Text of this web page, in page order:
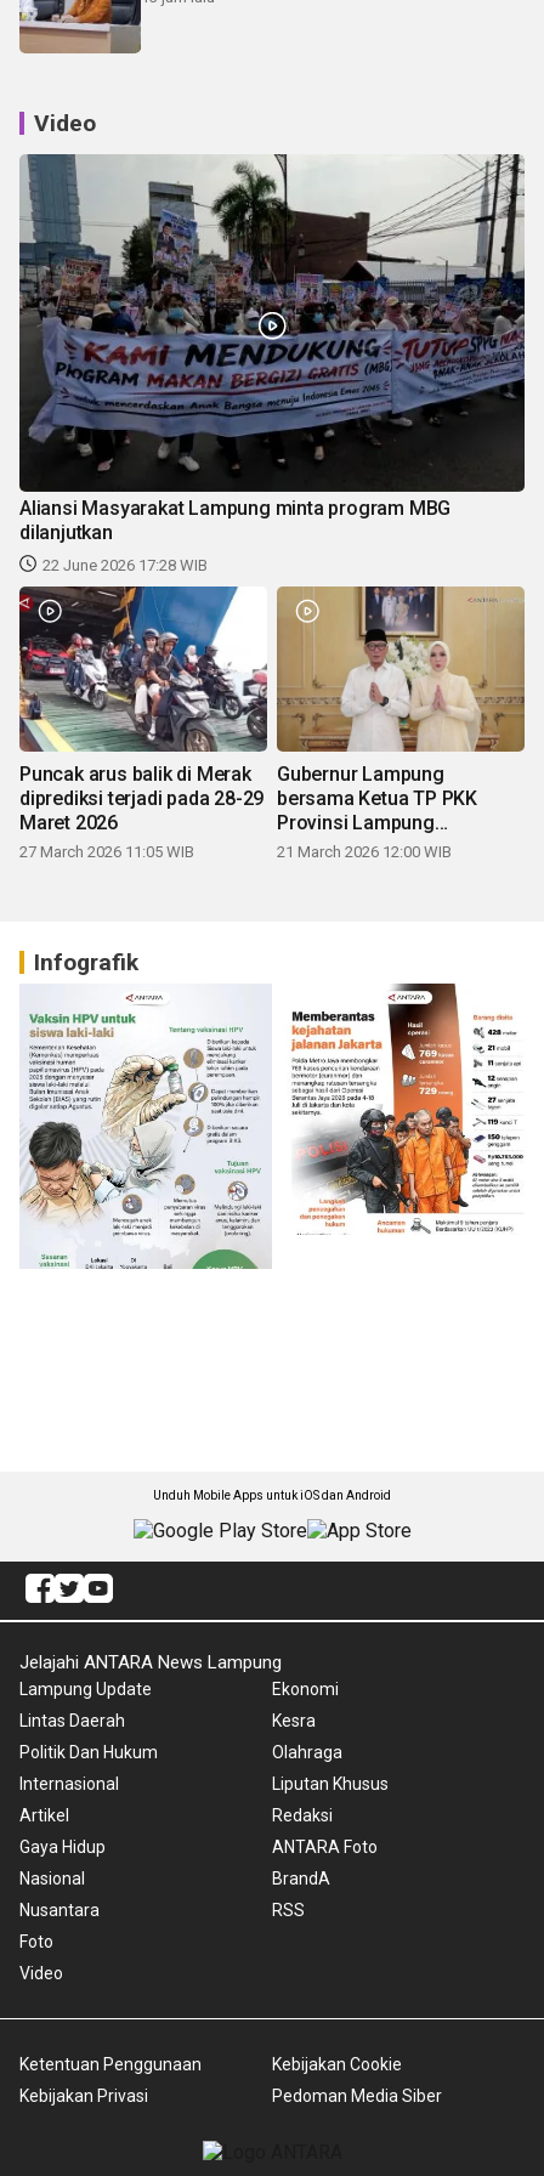
Video
Aliansi Masyarakat Lampung minta program MBG
dilanjutkan
22 June 2026 17:28 WIB
Puncak arus balik di Merak
diprediksi terjadi pada 28-29
Maret 2026
27 March 2026 11:05 WIB
Gubernur Lampung
bersama Ketua TP PKK
Provinsi Lampung
mengucapkan Selamat Hari
21 March 2026 12:00 WIB
Infografik
Unduh Mobile Apps untuk iOS dan Android
Jelajahi ANTARA News Lampung
Lampung Update
Lintas Daerah
Politik Dan Hukum
Internasional
Artikel
Gaya Hidup
Nasional
Nusantara
Foto
Video
Ekonomi
Kesra
Olahraga
Liputan Khusus
Redaksi
ANTARA Foto
BrandA
RSS
Ketentuan Penggunaan
Kebijakan Privasi
Kebijakan Cookie
Pedoman Media Siber